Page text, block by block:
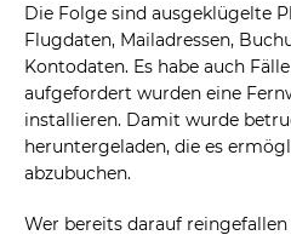
Die Folge sind ausgeklügelte
Flugdaten, Mailadressen,
Kontodaten. Es habe auch
aufgefordert wurden eine
installieren. Damit wurde
heruntergeladen, die es
abzubuchen.
Wer bereits darauf